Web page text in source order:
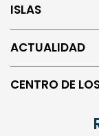
ISLAS
ACTUALIDAD
CENTRO DE